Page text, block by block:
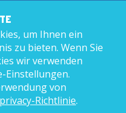
um Ihnen ein
zu bieten. Wenn Sie
wir verwenden
Einstellungen.
von
privacy-Richtlinie.